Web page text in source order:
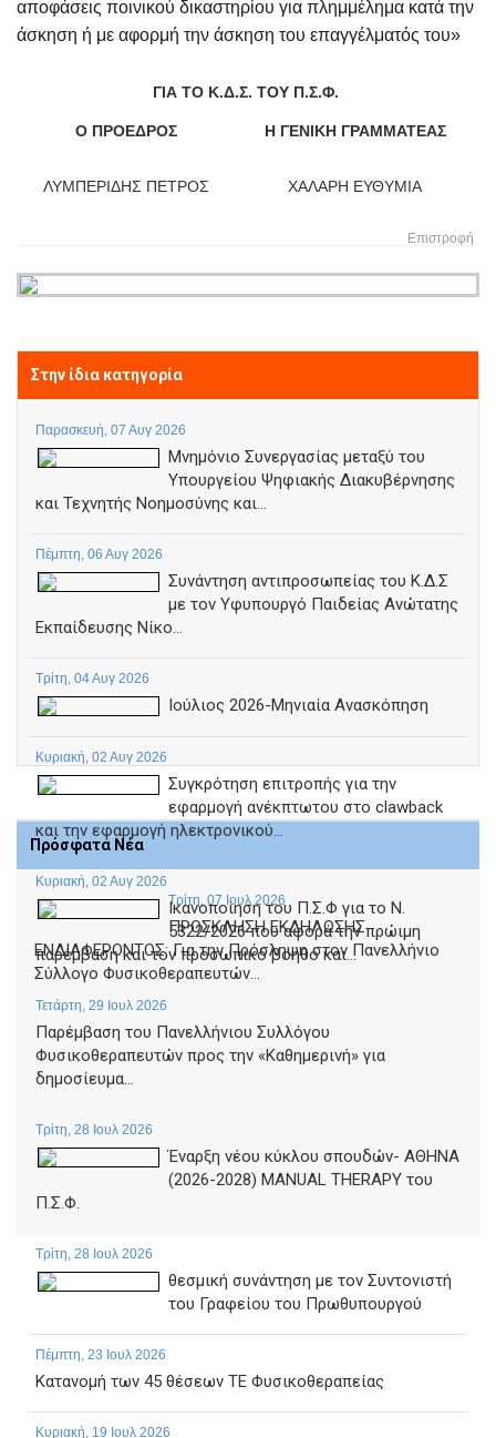
αποφάσεις ποινικού δικαστηρίου για πλημμέλημα κατά την
άσκηση ή με αφορμή την άσκηση του επαγγέλματός του»
ΓΙΑ ΤΟ Κ.Δ.Σ. ΤΟΥ Π.Σ.Φ.
Ο ΠΡΟΕΔΡΟΣ Η ΓΕΝΙΚΗ ΓΡΑΜΜΑΤΕΑΣ
ΛΥΜΠΕΡΙΔΗΣ ΠΕΤΡΟΣ ΧΑΛΑΡΗ ΕΥΘΥΜΙΑ
Επιστροφή
Στην ίδια κατηγορία
Παρασκευή, 07 Αυγ 2026
Μνημόνιο Συνεργασίας μεταξύ του
Υπουργείου Ψηφιακής Διακυβέρνησης
και Τεχνητής Νοημοσύνης και...
Πέμπτη, 06 Αυγ 2026
Συνάντηση αντιπροσωπείας του Κ.Δ.Σ
με τον Υφυπουργό Παιδείας Ανώτατης
Εκπαίδευσης Νίκο...
Τρίτη, 04 Αυγ 2026
Ιούλιος 2026-Μηνιαία Ανασκόπηση
Κυριακή, 02 Αυγ 2026
Συγκρότηση επιτροπής για την
εφαρμογή ανέκπτωτου στο clawback
και την εφαρμογή ηλεκτρονικού...
Κυριακή, 02 Αυγ 2026
Ικανοποίηση του Π.Σ.Φ για το Ν.
5322/2026 που αφορά την πρώιμη
παρέμβαση και τον προσωπικό βοηθό και...
Τετάρτη, 29 Ιουλ 2026
Παρέμβαση του Πανελλήνιου Συλλόγου
Φυσικοθεραπευτών προς την «Καθημερινή» για
δημοσίευμα...
Τρίτη, 28 Ιουλ 2026
Έναρξη νέου κύκλου σπουδών- ΑΘΗΝΑ
(2026-2028) MANUAL THERAPY του
Π.Σ.Φ.
Τρίτη, 28 Ιουλ 2026
θεσμική συνάντηση με τον Συντονιστή
του Γραφείου του Πρωθυπουργού
Πέμπτη, 23 Ιουλ 2026
Κατανομή των 45 θέσεων ΤΕ Φυσικοθεραπείας
Κυριακή, 19 Ιουλ 2026
Πρόσφατα Νέα
Τρίτη, 07 Ιουλ 2026
ΠΡΟΣΚΛΗΣΗ ΕΚΔΗΛΩΣΗΣ
ΕΝΔΙΑΦΕΡΟΝΤΟΣ: Για την Πρόσληψη στον Πανελλήνιο
Σύλλογο Φυσικοθεραπευτών...